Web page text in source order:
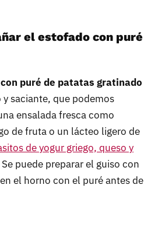
el estofado con puré
puré de patatas gratinado
saciante, que podemos
ensalada fresca como
de fruta o un lácteo ligero de
de yogur griego, queso y
Se puede preparar el guiso con
el horno con el puré antes de